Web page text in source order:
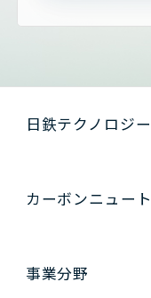
日鉄テクノロジ
カーボンニュー
事業分野